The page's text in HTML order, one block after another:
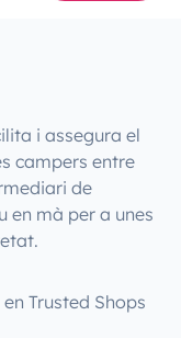
i assegura el
campers entre
de
en mà per a unes
Trusted Shops